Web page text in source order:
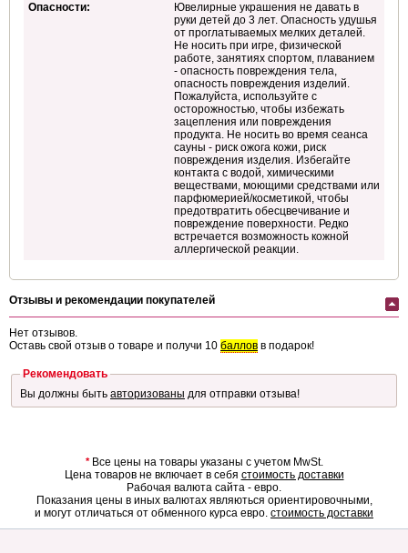
Опасности:
Ювелирные украшения не давать в
руки детей до 3 лет. Опасность удушья
от проглатываемых мелких деталей.
Не носить при игре, физической
работе, занятиях спортом, плаванием
- опасность повреждения тела,
опасность повреждения изделий.
Пожалуйста, используйте с
осторожностью, чтобы избежать
зацепления или повреждения
продукта. Не носить во время сеанса
сауны - риск ожога кожи, риск
повреждения изделия. Избегайте
контакта с водой, химическими
веществами, моющими средствами или
парфюмерией/косметикой, чтобы
предотвратить обесцвечивание и
повреждение поверхности. Редко
встречается возможность кожной
аллергической реакции.
Отзывы и рекомендации покупателей
Нет отзывов.
Оставь свой отзыв о товаре и получи 10 баллов в подарок!
Рекомендовать
Вы должны быть авторизованы для отправки отзыва!
*Все цены на товары указаны с учетом MwSt.
Цена товаров не включает в себя стоимость доставки
Рабочая валюта сайта - евро.
Показания цены в иных валютах являються ориентировочными,
и могут отличаться от обменного курса евро. стоимость доставки